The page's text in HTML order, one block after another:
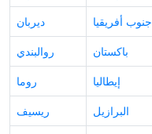
ديربان
جنوب أفريقيا
روالبندي
باكستان
روما
إيطاليا
ريسيف
البرازيل